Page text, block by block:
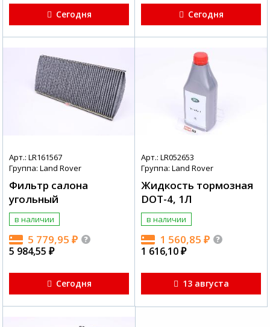
Сегодня Сегодня
Арт.: LR161567
Группа: Land Rover
Фильтр салона
угольный
в наличии
5 779,95 ₽
5 984,55 ₽
Сегодня
Арт.: LR052653
Группа: Land Rover
Жидкость тормозная
DOT-4, 1Л
в наличии
1 560,85 ₽
1 616,10₽
13 августа